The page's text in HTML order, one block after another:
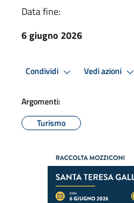
Data fine:
6 giugno 2026
Condividi Vedi azioni
Argomenti:
Turismo